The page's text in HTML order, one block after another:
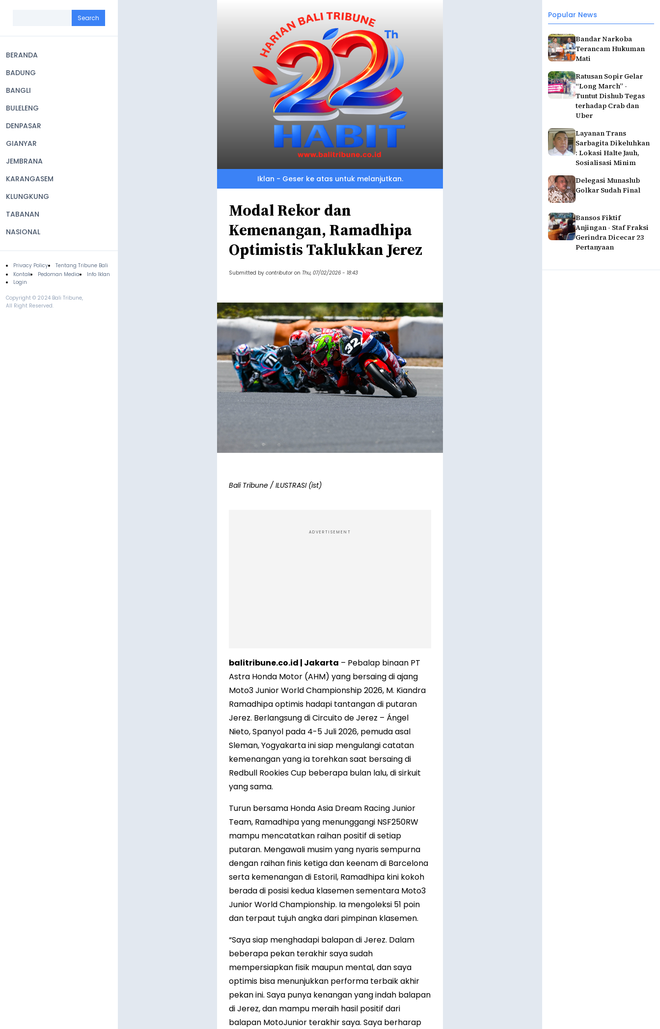
navigation
BERANDA
BADUNG
BANGLI
BULELENG
DENPASAR
GIANYAR
JEMBRANA
KARANGASEM
KLUNGKUNG
TABANAN
NASIONAL
Footer
Privacy Policy
Tentang Tribune Bali
Kontak
Pedoman Media
Info Iklan
Login
Copyright © 2024 Bali Tribune,
All Right Reserved.
Popular News
Bandar Narkoba
Terancam Hukuman
Mati
Ratusan Sopir Gelar
“Long March” -
Tuntut Dishub Tegas
terhadap Crab dan
Uber
Layanan Trans
Sarbagita Dikeluhkan
: Lokasi Halte Jauh,
Sosialisasi Minim
Delegasi Munaslub
Golkar Sudah Final
Bansos Fiktif
Anjingan - Staf Fraksi
Gerindra Dicecar 23
Pertanyaan
Iklan - Geser ke atas untuk melanjutkan.
Modal Rekor dan
Kemenangan, Ramadhipa
Optimistis Taklukkan Jerez
Submitted by contributor on Thu, 07/02/2026 - 18:43
Bali Tribune / ILUSTRASI (ist)
ADVERTISEMENT
balitribune.co.id | Jakarta – Pebalap binaan PT
Astra Honda Motor (AHM) yang bersaing di ajang
Moto3 Junior World Championship 2026, M. Kiandra
Ramadhipa optimis hadapi tantangan di putaran
Jerez. Berlangsung di Circuito de Jerez – Ángel
Nieto, Spanyol pada 4-5 Juli 2026, pemuda asal
Sleman, Yogyakarta ini siap mengulangi catatan
kemenangan yang ia torehkan saat bersaing di
Redbull Rookies Cup beberapa bulan lalu, di sirkuit
yang sama.
Turun bersama Honda Asia Dream Racing Junior
Team, Ramadhipa yang menunggangi NSF250RW
mampu mencatatkan raihan positif di setiap
putaran. Mengawali musim yang nyaris sempurna
dengan raihan finis ketiga dan keenam di Barcelona
serta kemenangan di Estoril, Ramadhipa kini kokoh
berada di posisi kedua klasemen sementara Moto3
Junior World Championship. Ia mengoleksi 51 poin
dan terpaut tujuh angka dari pimpinan klasemen.
“Saya siap menghadapi balapan di Jerez. Dalam
beberapa pekan terakhir saya sudah
mempersiapkan fisik maupun mental, dan saya
optimis bisa menunjukkan performa terbaik akhir
pekan ini. Saya punya kenangan yang indah balapan
di Jerez, dan mampu meraih hasil positif dari
balapan MotoJunior terakhir saya. Saya berharap